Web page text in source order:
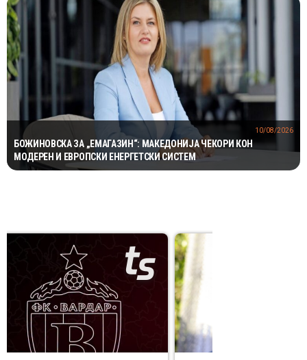
БОЖИНОВСКА ЗА „ЕМАГАЗИН“: МАКЕДОНИЈА ЧЕКОРИ КОН
МОДЕРЕН И ЕВРОПСКИ ЕНЕРГЕТСКИ СИСТЕМ
10/08/2026